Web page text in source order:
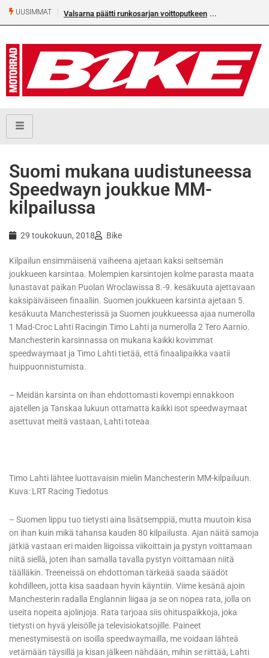
UUSIMMAT Valsarna päätti runkosarjan voittoputkeen
Suomi mukana uudistuneessa
Speedwayn joukkue MM-
kilpailussa
29 toukokuun, 2018 Bike
Kilpailun ensimmäisenä vaiheena ajetaan kaksi seitsemän
joukkueen karsintaa. Molempien karsintojen kolme parasta maata
lunastavat paikan Puolan Wroclawissa 8.-9. kesäkuuta ajettavaan
kaksipäiväiseen finaaliin. Suomen joukkueen karsinta ajetaan 5.
kesäkuuta Manchesterissä ja Suomen joukkueessa ajaa numerolla
1 Mad-Croc Lahti Racingin Timo Lahti ja numerolla 2 Tero Aarnio.
Manchesterin karsinnassa on mukana kaikki kovimmat
speedwaymaat ja Timo Lahti tietää, että finaalipaikka vaatii
huippuonnistumista.
– Meidän karsinta on ihan ehdottomasti kovempi ennakkoon
ajatellen ja Tanskaa lukuun ottamatta kaikki isot speedwaymaat
asettuvat meitä vastaan, Lahti toteaa.
Timo Lahti lähtee luottavaisin mielin Manchesterin MM-kilpailuun.
Kuva: LRT Racing Tiedotus
– Suomen lippu tuo tietysti aina lisätsemppiä, mutta muutoin kisa
on ihan kuin mikä tahansa kauden 80 kilpailusta. Ajan näitä samoja
jätkiä vastaan eri maiden liigoissa viikoittain ja pystyn voittamaan
niitä siellä, joten ihan samalla tavalla pystyn voittamaan niitä
täälläkin. Treeneissä on ehdottoman tärkeää saada säädöt
kohdilleen, jotta kisa saadaan hyvin käyntiin. Viime kesänä ajoin
Manchesterin radalla Englannin liigaa ja se on nopea rata, jolla on
useita nopeita ajolinjoja. Rata tarjoaa siis ohituspaikkoja, joka
tietysti on hyvä yleisölle ja televisiokatsojille. Paineet
menestymisestä on isoilla speedwaymailla, me voidaan lähteä
vetämään täysillä ja kisan jälkeen nähdään, mihin se riittää, Lahti